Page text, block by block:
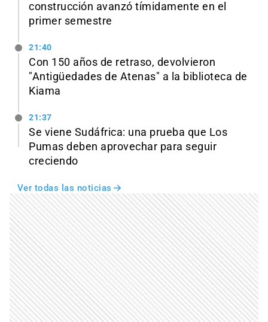
construcción avanzó tímidamente en el
primer semestre
21:40
Con 150 años de retraso, devolvieron
"Antigüedades de Atenas" a la biblioteca de
Kiama
21:37
Se viene Sudáfrica: una prueba que Los
Pumas deben aprovechar para seguir
creciendo
Ver todas las noticias